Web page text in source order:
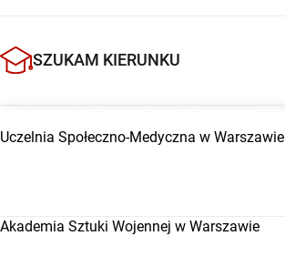
SZUKAM KIERUNKU
Uczelnia Społeczno-Medyczna w Warszawie
Akademia Sztuki Wojennej w Warszawie